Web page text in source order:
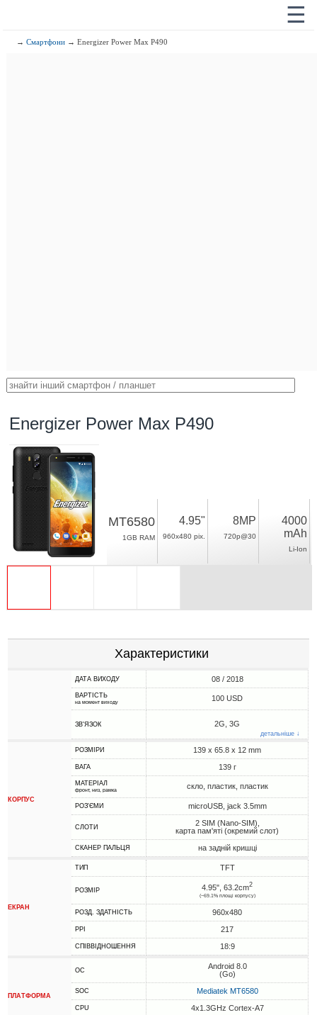
☰
→Смартфони → Energizer Power Max P490
Energizer Power Max P490
MT6580
1GB RAM
4.95"
960x480 pix.
8MP
720p@30
4000
mAh
Li-Ion
Характеристики
ДАТА ВИХОДУ 08 / 2018
ВАРТІСТЬ
на момент виходу 100 USD
ЗВ'ЯЗОК 2G, 3G
детальніше ↓
КОРПУС
РОЗМІРИ 139 x 65.8 x 12 mm
ВАГА 139 г
МАТЕРІАЛ
фронт, низ, рамка скло, пластик, пластик
РОЗ'ЄМИ microUSB, jack 3.5mm
СЛОТИ
2 SIM (Nano-SIM),
карта пам'яті (окремий слот)
СКАНЕР ПАЛЬЦЯ на задній кришці
ЕКРАН
ТИП TFT
РОЗМІР 4.95", 63.2cm2
(~69.1% площі корпусу)
РОЗД. ЗДАТНІСТЬ 960x480
PPI 217
СПІВВІДНОШЕННЯ 18:9
ПЛАТФОРМА
ОС
Android 8.0
(Go)
SOC Mediatek MT6580
CPU 4x1.3GHz Cortex-A7